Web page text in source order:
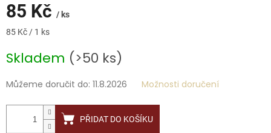
85 Kč / ks
Měrná
85 Kč / 1 ks
Skladem (>50 ks)
Můžeme doručit do: 11.8.2026 Možnosti doručení
PŘIDAT DO KOŠÍKU